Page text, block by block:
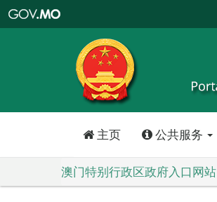
特
政
区
政
口
主页 公共服务
澳门特别行政区政府入口网站